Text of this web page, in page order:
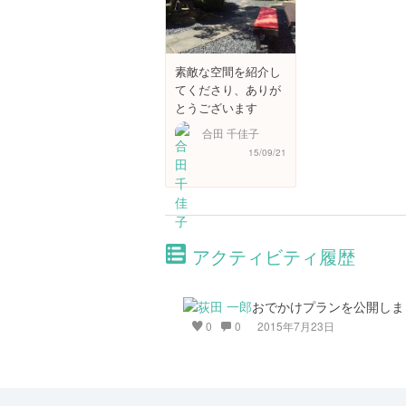
素敵な空間を紹介し
てくださり、ありが
とうございます
合田 千佳子
15/09/21
アクティビティ履歴
おでかけプランを公開し
0 0 2015年7月23日